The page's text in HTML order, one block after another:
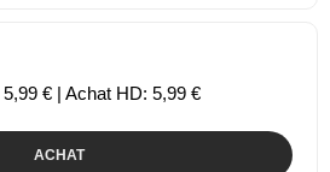
€ | Achat HD: 5,99 €
ACHAT